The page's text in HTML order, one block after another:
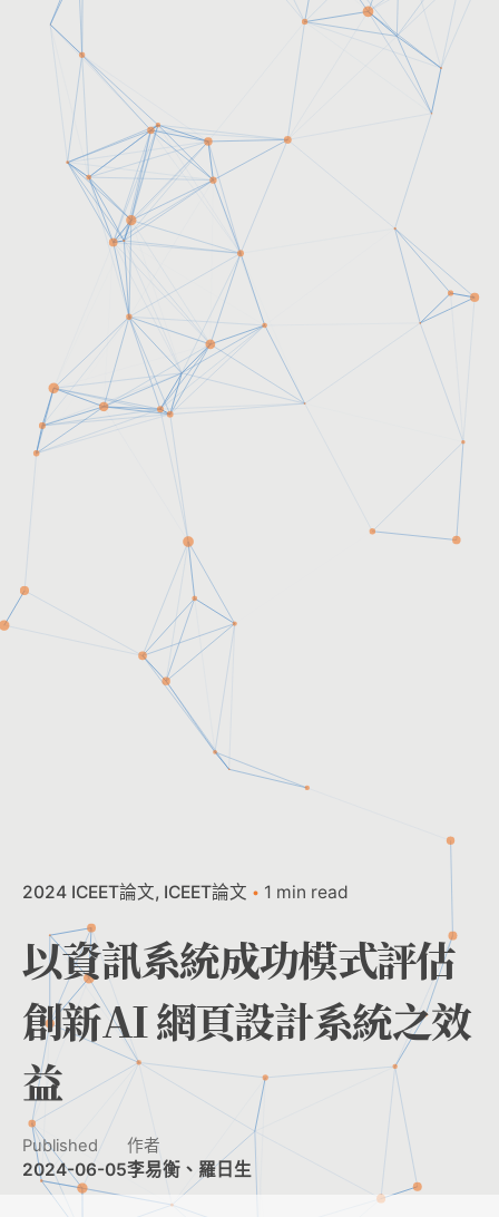
2024 ICEET論文 ICEET論文 1 min read
以資訊系統成功模式評估
創新AI 網頁設計系統之效
益
Published
2024-06-05
作者
李易衡、羅日生